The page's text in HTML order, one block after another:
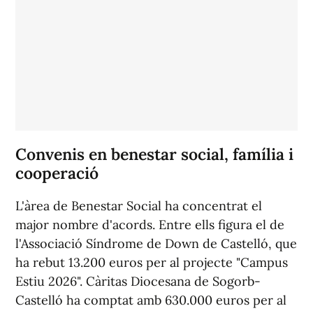
Convenis en benestar social, família i
cooperació
L'àrea de Benestar Social ha concentrat el
major nombre d'acords. Entre ells figura el de
l'Associació Síndrome de Down de Castelló, que
ha rebut 13.200 euros per al projecte "Campus
Estiu 2026". Càritas Diocesana de Sogorb-
Castelló ha comptat amb 630.000 euros per al